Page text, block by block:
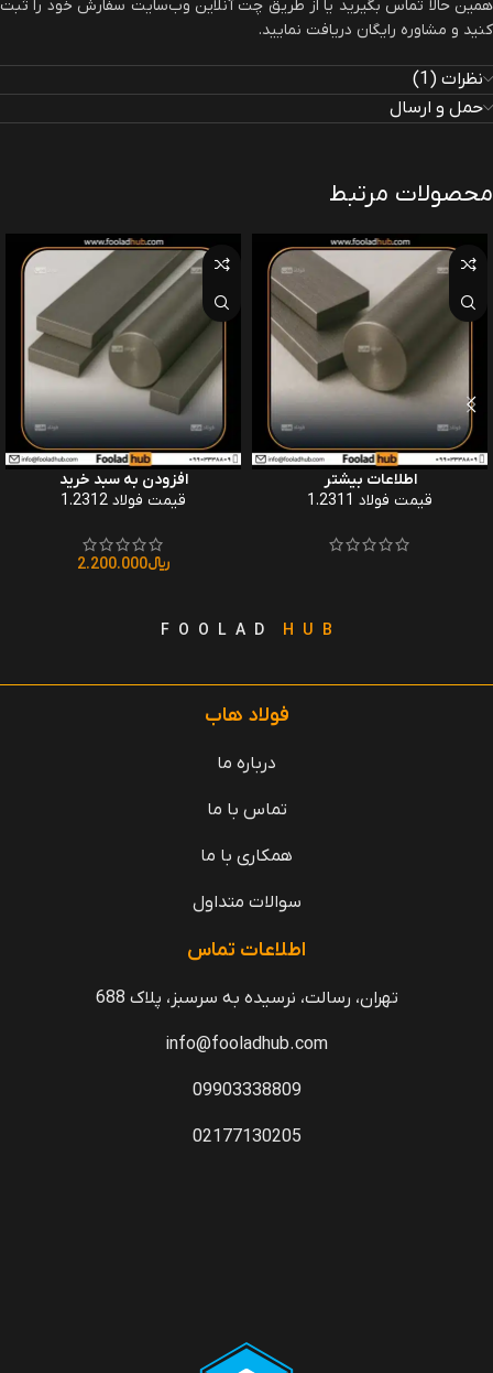
همین حالا تماس بگیرید یا از طریق چت آنلاین وب‌سایت سفارش خود را ثبت
کنید و مشاوره رایگان دریافت نمایید.
نظرات (1)
حمل و ارسال
محصولات مرتبط
اطلاعات بیشتر
قیمت فولاد 1.2311
افزودن به سبد خرید
قیمت فولاد 1.2312
﷼2.200.000
F O O L A D H U B
فولاد هاب
درباره ما
تماس با ما
همکاری با ما
سوالات متداول
اطلاعات تماس
تهران، رسالت، نرسیده به سرسبز، پلاک 688
info@fooladhub.com
09903338809
02177130205